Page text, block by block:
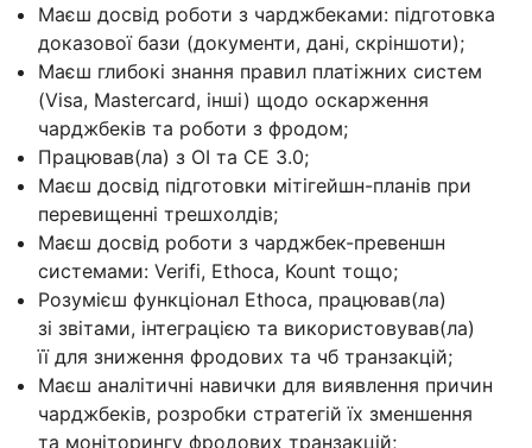
Маєш досвід роботи з чарджбеками: підготовка
доказової бази (документи, дані, скріншоти);
Маєш глибокі знання правил платіжних систем
(Visa, Mastercard, інші) щодо оскарження
чарджбеків та роботи з фродом;
Працював(ла) з OI та CE 3.0;
Маєш досвід підготовки мітігейшн-планів при
перевищенні трешхолдів;
Маєш досвід роботи з чарджбек-превеншн
системами: Verifi, Ethoca, Kount тощо;
Розумієш функціонал Ethoca, працював(ла)
зі звітами, інтеграцією та використовував(ла)
її для зниження фродових та чб транзакцій;
Маєш аналітичні навички для виявлення причин
чарджбеків, розробки стратегій їх зменшення
та моніторингу фродових транзакцій;